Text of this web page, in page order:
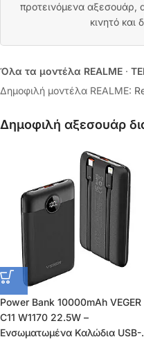
προτεινόμενα αξεσουάρ,
κινητό και
Όλα τα μοντέλα REALME ·
Δημοφιλή μοντέλα REALME:
Δημοφιλή αξεσουάρ
Power Bank 10000mAh VEGER
C11 W1170 22.5W –
Ενσωματωμένα Καλώδια USB-